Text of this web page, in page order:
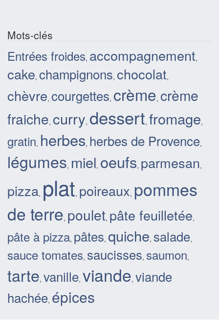
Mots-clés
Entrées froides, accompagnement,
cake, champignons, chocolat,
chèvre, courgettes, crème, crème
fraiche, curry, dessert, fromage,
gratin, herbes, herbes de Provence,
légumes, miel, oeufs, parmesan,
pizza, plat, poireaux, pommes
de terre, poulet, pâte feuilletée,
pâte à pizza, pâtes, quiche, salade,
sauce tomates, saucisses, saumon,
tarte, vanille, viande, viande
hachée, épices